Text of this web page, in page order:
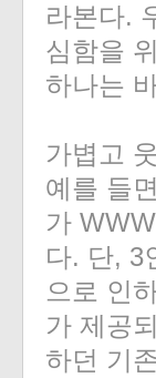
라본다.
심함을
하나는
가볍고
예를 들
가
다. 단, 3
으로 인
가 제공
하던 기